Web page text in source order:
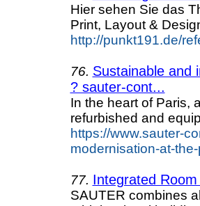
Hier sehen Sie das
Print, Layout &
http://punkt191.de/
76. Sustainable and
? sauter-cont...
In the heart of Paris,
refurbished and
https://www.sauter-
modernisation-at-
77. Integrated
SAUTER combines